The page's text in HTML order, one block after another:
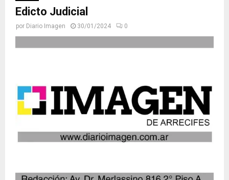
Edicto Judicial
por Diario Imagen 30/01/2024 0